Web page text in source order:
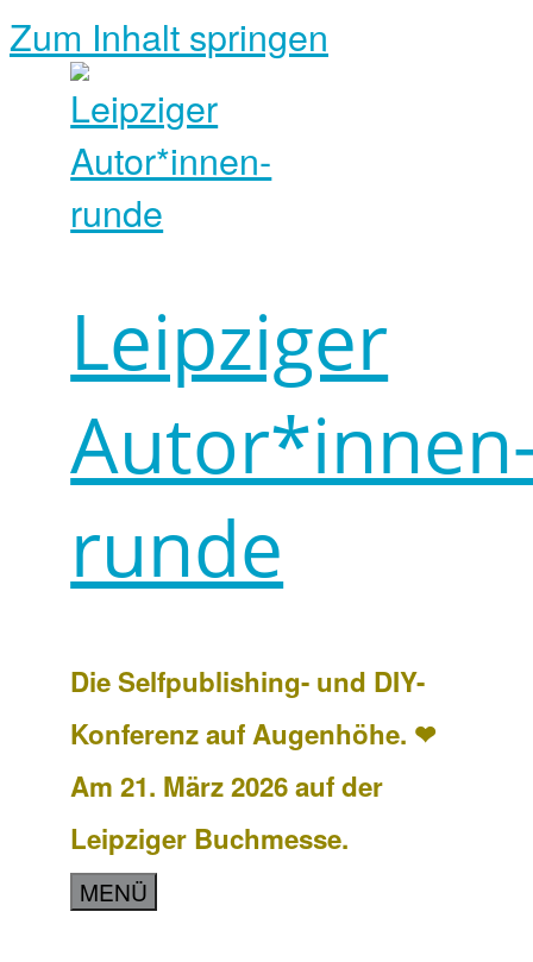
Zum Inhalt springen
Leipziger
runde
Die Selfpublishing- und DIY-
Konferenz auf Augenhöhe. ❤
Am 21. März 2026 auf der
Leipziger Buchmesse.
MENÜ